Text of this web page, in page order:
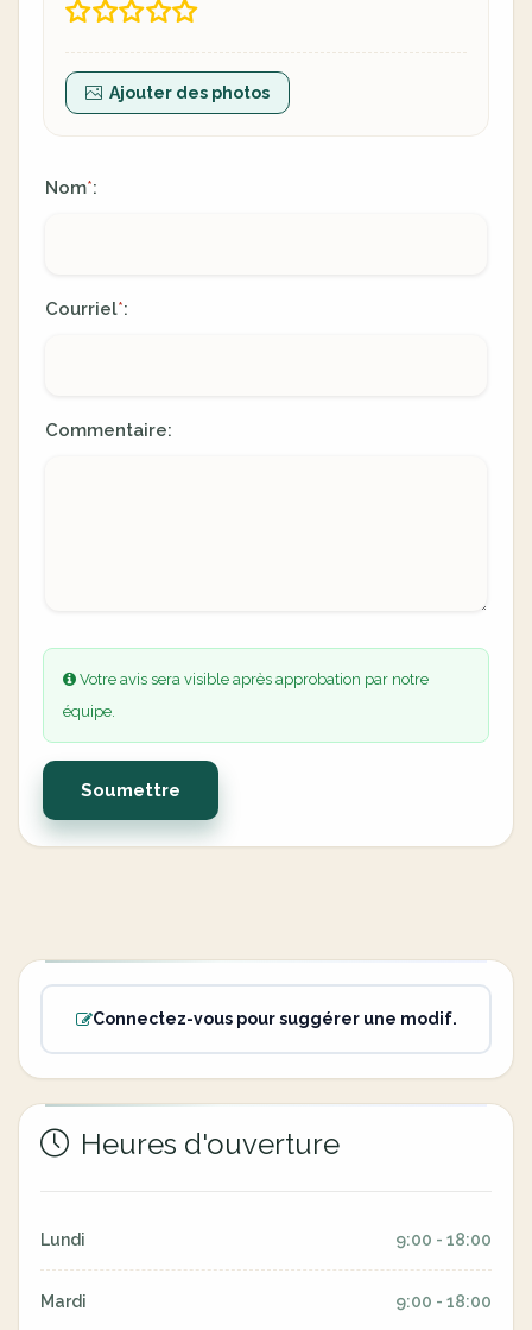
Ajouter des photos
Nom*:
Courriel*:
Commentaire:
Votre avis sera visible après approbation par notre
équipe.
Soumettre
Connectez-vous pour suggérer une modif.
Heures d'ouverture
Lundi 9:00 - 18:00
Mardi 9:00 - 18:00